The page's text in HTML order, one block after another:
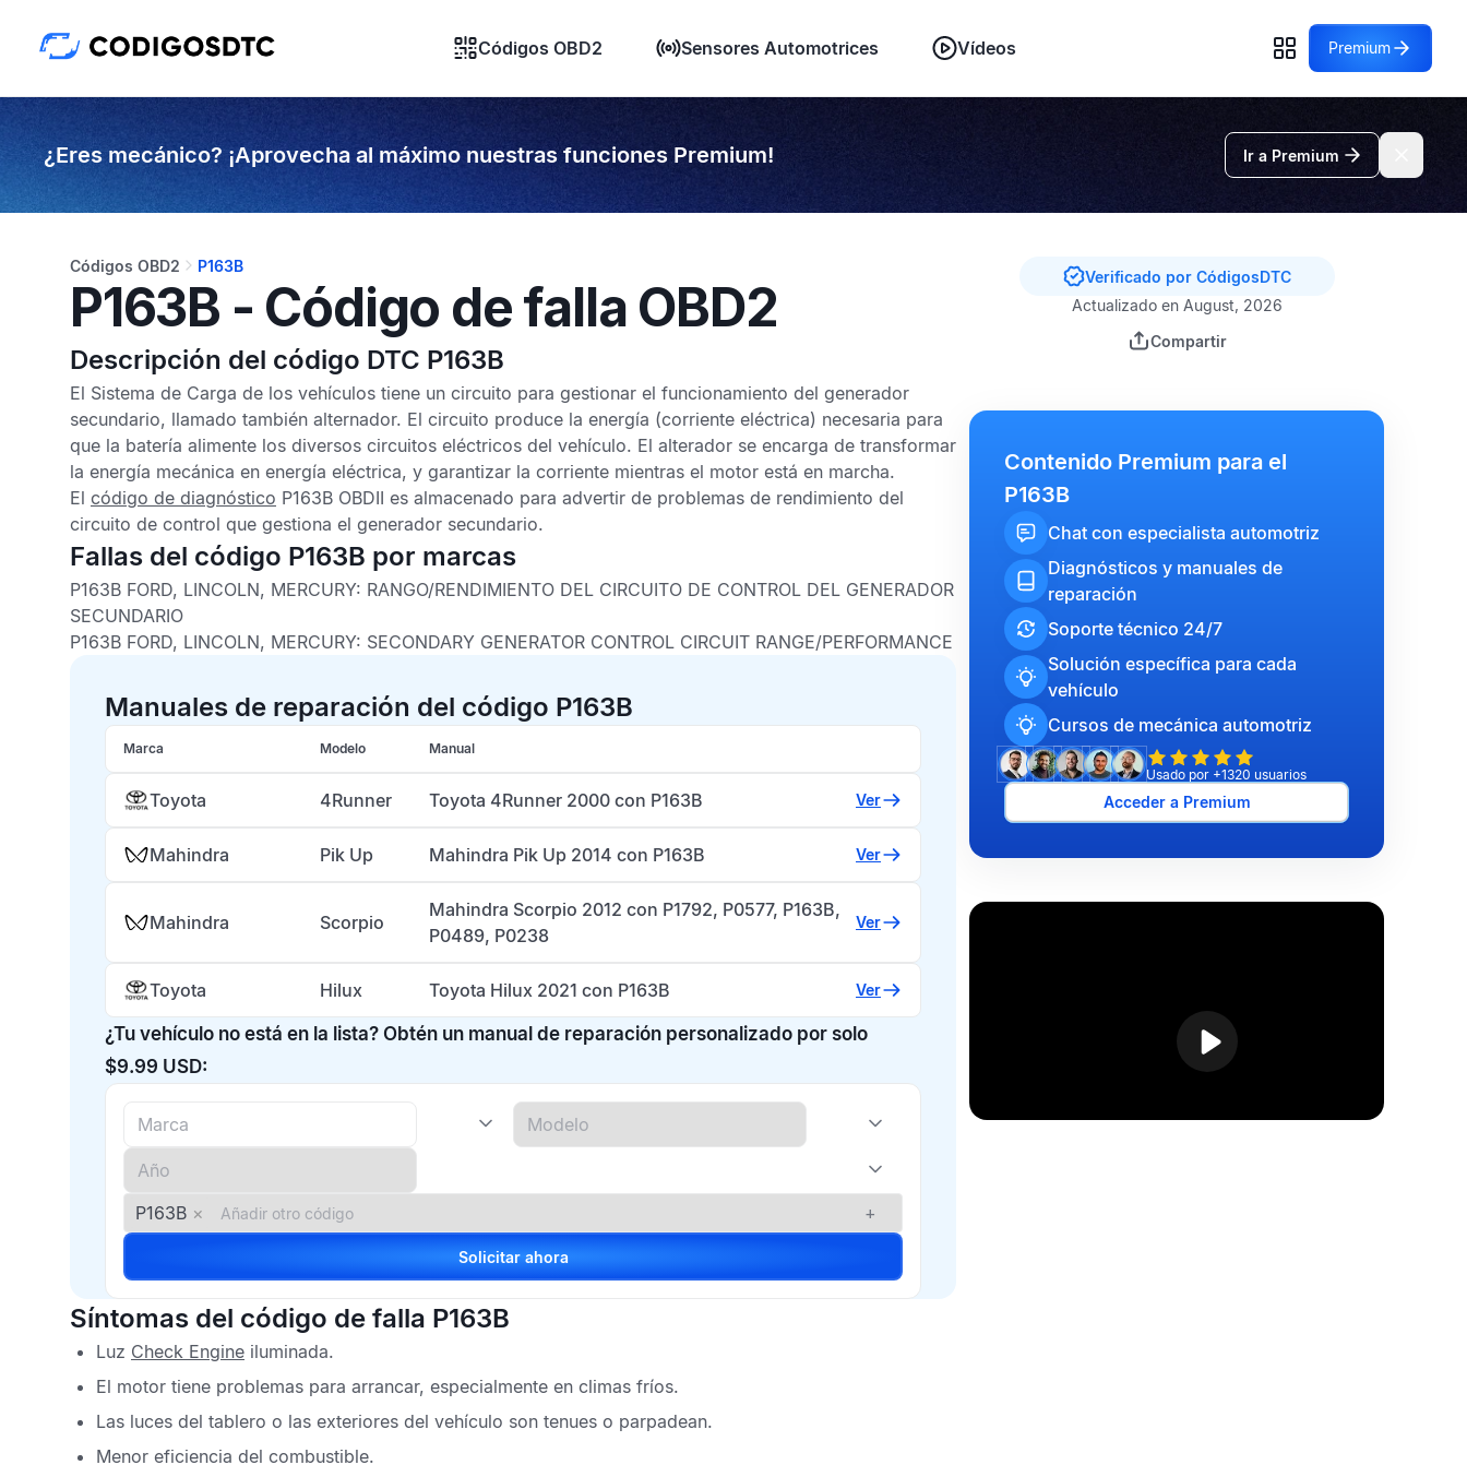
Códigos OBD2 Sensores Automotrices Vídeos Premium
¿Eres mecánico? ¡Aprovecha al máximo nuestras funciones Premium! Ir a Premium
Códigos OBD2 P163B
P163B - Código de falla OBD2
Descripción del código DTC P163B
El Sistema de Carga de los vehículos tiene un circuito para gestionar el funcionamiento del generador
secundario, llamado también alternador. El circuito produce la energía (corriente eléctrica) necesaria para
que la batería alimente los diversos circuitos eléctricos del vehículo. El alterador se encarga de transformar
la energía mecánica en energía eléctrica, y garantizar la corriente mientras el motor está en marcha.
El código de diagnóstico P163B OBDII es almacenado para advertir de problemas de rendimiento del
circuito de control que gestiona el generador secundario.
Fallas del código P163B por marcas
P163B FORD, LINCOLN, MERCURY: RANGO/RENDIMIENTO DEL CIRCUITO DE CONTROL DEL GENERADOR
SECUNDARIO
P163B FORD, LINCOLN, MERCURY: SECONDARY GENERATOR CONTROL CIRCUIT RANGE/PERFORMANCE
Manuales de reparación del código P163B
Marca Modelo Manual
Toyota 4Runner Toyota 4Runner 2000 con P163B Ver
Mahindra Pik Up Mahindra Pik Up 2014 con P163B Ver
Mahindra Scorpio
Mahindra Scorpio 2012 con P1792, P0577, P163B,
P0489, P0238
Ver
Toyota Hilux Toyota Hilux 2021 con P163B Ver
¿Tu vehículo no está en la lista? Obtén un manual de reparación personalizado por solo
$9.99 USD:
P163B × +
Solicitar ahora
Síntomas del código de falla P163B
Luz Check Engine iluminada.
El motor tiene problemas para arrancar, especialmente en climas fríos.
Las luces del tablero o las exteriores del vehículo son tenues o parpadean.
Menor eficiencia del combustible.
Verificado por CódigosDTC
Actualizado en August, 2026
Compartir
Contenido Premium para el
P163B
Chat con especialista automotriz
Diagnósticos y manuales de
reparación
Soporte técnico 24/7
Solución específica para cada
vehículo
Cursos de mecánica automotriz
Usado por +1320 usuarios
Acceder a Premium